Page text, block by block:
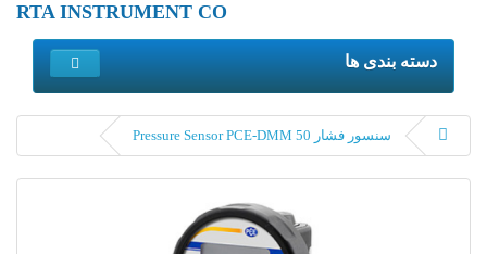
RTA INSTRUMENT CO
دسته بندی ها
سنسور فشار Pressure Sensor PCE-DMM 50